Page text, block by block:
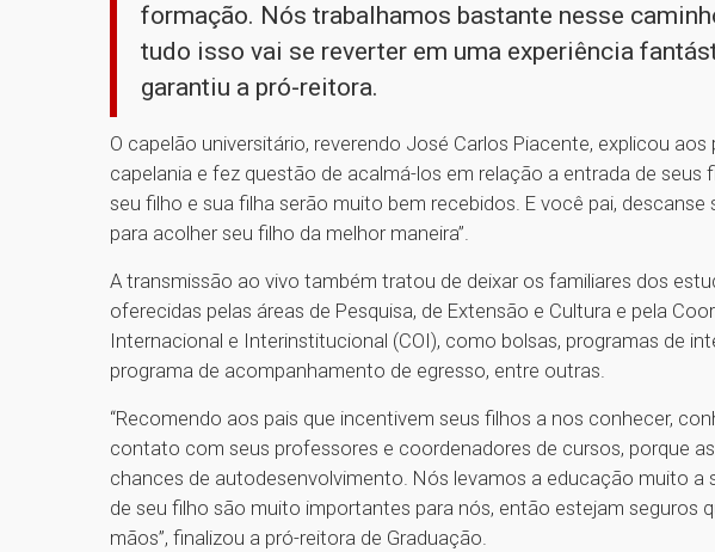
formação. Nós trabalhamos bastante nesse
tudo isso vai se reverter em uma experiência
garantiu a pró-reitora.
O capelão universitário, reverendo José Carlos Piacente, explicou
capelania e fez questão de acalmá-los em relação a entrada de seus
seu filho e sua filha serão muito bem recebidos. E você pai,
para acolher seu filho da melhor maneira”.
A transmissão ao vivo também tratou de deixar os familiares dos
oferecidas pelas áreas de Pesquisa, de Extensão e Cultura e pela
Internacional e Interinstitucional (COI), como bolsas, programas de
programa de acompanhamento de egresso, entre outras.
“Recomendo aos pais que incentivem seus filhos a nos conhecer,
contato com seus professores e coordenadores de cursos, porque
chances de autodesenvolvimento. Nós levamos a educação muito a
de seu filho são muito importantes para nós, então estejam seguros
mãos”, finalizou a pró-reitora de Graduação.